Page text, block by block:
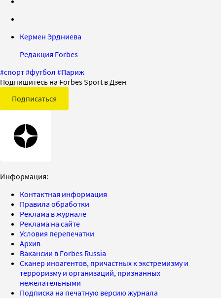
Кермен Эрдниева
Редакция Forbes
#спорт#футбол #Париж
Подпишитесь на Forbes Sport в Дзен
Подписаться
Информация:
Контактная информация
Правила обработки
Реклама в журнале
Реклама на сайте
Условия перепечатки
Архив
Вакансии в Forbes Russia
Сканер иноагентов, причастных к экстремизму и
терроризму и организаций, признанных
нежелательными
Подписка на печатную версию журнала